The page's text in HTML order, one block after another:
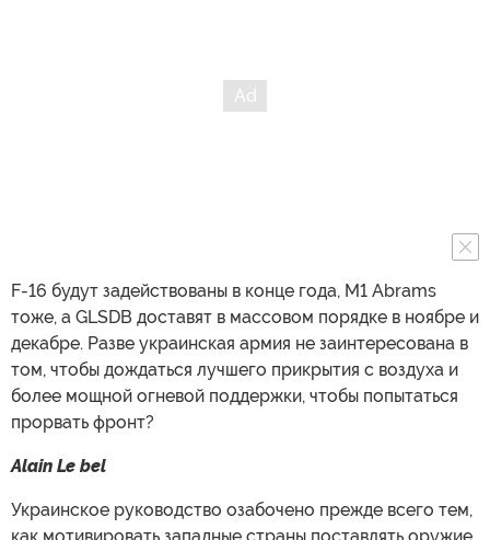
F-16 будут задействованы в конце года, M1 Abrams
тоже, а GLSDB доставят в массовом порядке в ноябре и
декабре. Разве украинская армия не заинтересована в
том, чтобы дождаться лучшего прикрытия с воздуха и
более мощной огневой поддержки, чтобы попытаться
прорвать фронт?
Alain Le bel
Украинское руководство озабочено прежде всего тем,